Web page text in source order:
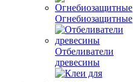
Огнебиозащитные
Отбеливатели
древесины